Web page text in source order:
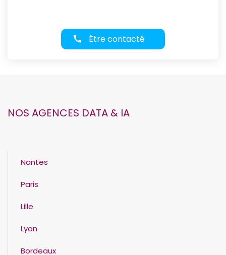
Être contacté
NOS AGENCES DATA & IA
Nantes
Paris
Lille
Lyon
Bordeaux